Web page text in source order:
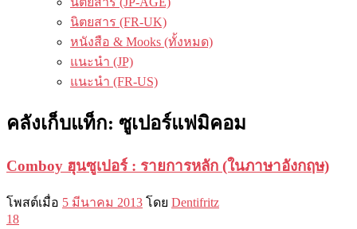
นิตยสาร (FR-UK)
หนังสือ & Mooks (ทั้งหมด)
แนะนำ (JP)
แนะนำ (FR-US)
คลังเก็บแท็ก: ซูเปอร์แฟมิคอม
Comboy ฮุนซูเปอร์ : รายการหลัก (ในภาษาอังกฤษ)
โพสต์เมื่อ 5 มีนาคม 2013 โดย Dentifritz
18